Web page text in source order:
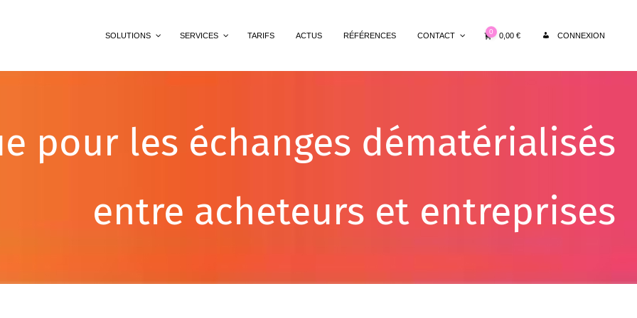
SOLUTIONS SERVICES TARIFS ACTUS RÉFÉRENCES CONTACT 0 0,00 € CONNEXION
pour les échanges dématérialisés
entre acheteurs et entreprises